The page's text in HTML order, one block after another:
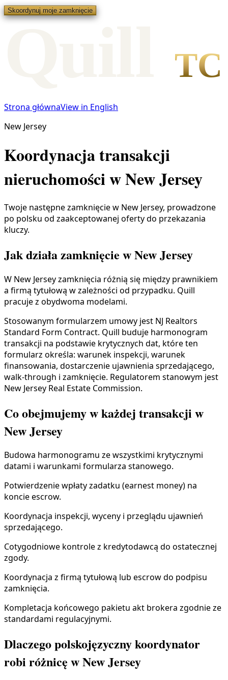
Skoordynuj moje zamknięcie
TC
Strona głównaView in English
New Jersey
Koordynacja transakcji
nieruchomości w New Jersey
Twoje następne zamknięcie w New Jersey, prowadzone
po polsku od zaakceptowanej oferty do przekazania
kluczy.
Jak działa zamknięcie w New Jersey
W New Jersey zamknięcia różnią się między prawnikiem
a firmą tytułową w zależności od przypadku. Quill
pracuje z obydwoma modelami.
Stosowanym formularzem umowy jest NJ Realtors
Standard Form Contract. Quill buduje harmonogram
transakcji na podstawie krytycznych dat, które ten
formularz określa: warunek inspekcji, warunek
finansowania, dostarczenie ujawnienia sprzedającego,
walk-through i zamknięcie. Regulatorem stanowym jest
New Jersey Real Estate Commission.
Co obejmujemy w każdej transakcji w
New Jersey
Budowa harmonogramu ze wszystkimi krytycznymi
datami i warunkami formularza stanowego.
Potwierdzenie wpłaty zadatku (earnest money) na
koncie escrow.
Koordynacja inspekcji, wyceny i przeglądu ujawnień
sprzedającego.
Cotygodniowe kontrole z kredytodawcą do ostatecznej
zgody.
Koordynacja z firmą tytułową lub escrow do podpisu
zamknięcia.
Kompletacja końcowego pakietu akt brokera zgodnie ze
standardami regulacyjnymi.
Dlaczego polskojęzyczny koordynator
robi różnicę w New Jersey